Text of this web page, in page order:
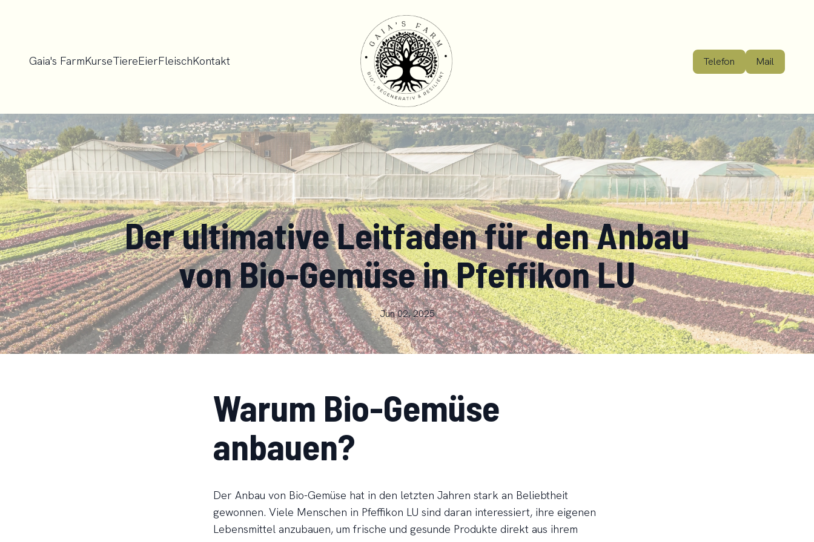
Gaia's FarmKurseTiereEierFleischKontakt Telefon Mail
Der ultimative Leitfaden für den Anbau
von Bio-Gemüse in Pfeffikon LU
Jun 02, 2025
Warum Bio-Gemüse
anbauen?
Der Anbau von Bio-Gemüse hat in den letzten Jahren stark an Beliebtheit
gewonnen. Viele Menschen in Pfeffikon LU sind daran interessiert, ihre eigenen
Lebensmittel anzubauen, um frische und gesunde Produkte direkt aus ihrem